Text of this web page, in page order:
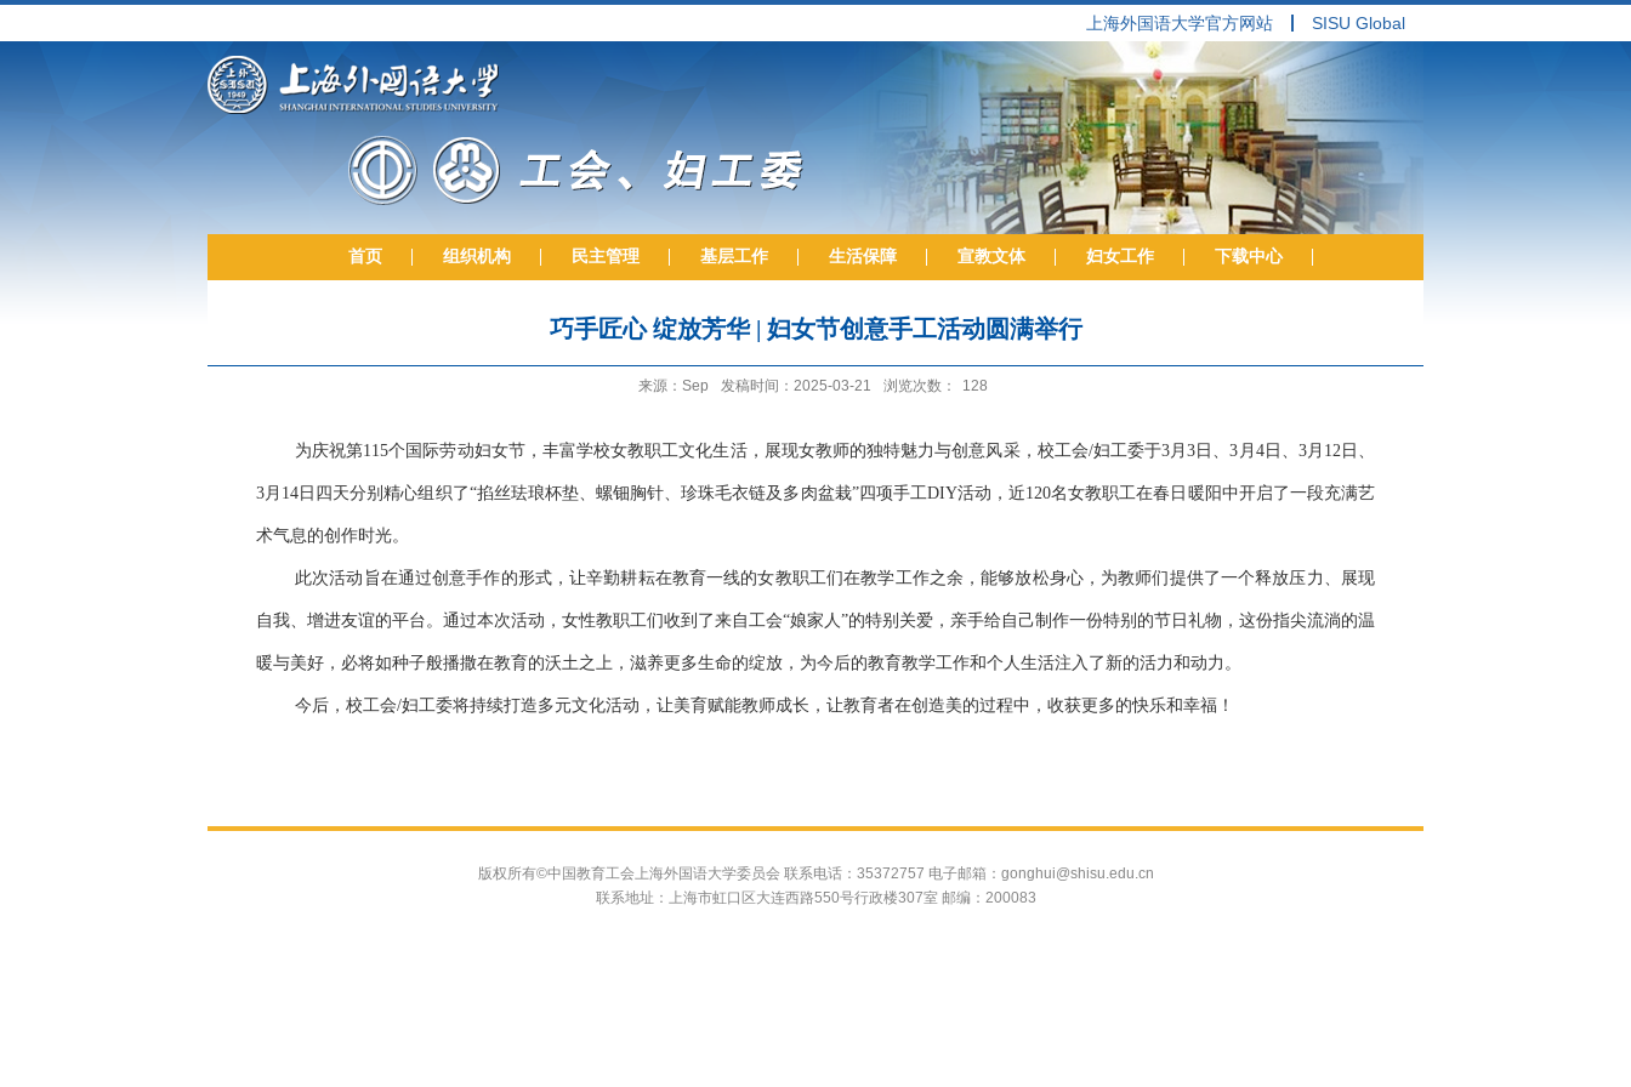
上海外国语大学官方网站 SISU Global
首页 组织机构 民主管理 基层工作 生活保障 宣教文体 妇女工作 下载中心
巧手匠心 绽放芳华 | 妇女节创意手工活动圆满举行
来源：Sep 发稿时间：2025-03-21 浏览次数： 128
为庆祝第115个国际劳动妇女节，丰富学校女教职工文化生活，展现女教师的独特魅力与创意风采，校工会/妇工委于3月3日、3月4日、3月12日、
3月14日四天分别精心组织了“掐丝珐琅杯垫、螺钿胸针、珍珠毛衣链及多肉盆栽”四项手工DIY活动，近120名女教职工在春日暖阳中开启了一段充满艺
术气息的创作时光。
此次活动旨在通过创意手作的形式，让辛勤耕耘在教育一线的女教职工们在教学工作之余，能够放松身心，为教师们提供了一个释放压力、展现
自我、增进友谊的平台。 通过本次活动，女性教职工们收到了来自工会“娘家人”的特别关爱，亲手给自己制作一份特别的节日礼物，这份指尖流淌的温
暖与美好，必将如种子般播撒在教育的沃土之上，滋养更多生命的绽放，为今后的教育教学工作和个人生活注入了新的活力和动力。
今后，校工会/妇工委将持续打造多元文化活动，让美育赋能教师成长，让教育者在创造美的过程中，收获更多的快乐和幸福！
版权所有©中国教育工会上海外国语大学委员会 联系电话：35372757 电子邮箱：gonghui@shisu.edu.cn
联系地址：上海市虹口区大连西路550号行政楼307室 邮编：200083